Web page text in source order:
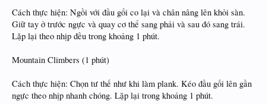
Cách thực hiện: Ngồi với đầu gối co lại và chân nâng lên khỏi sàn.
Giữ tay ở trước ngực và quay cơ thể sang phải và sau đó sang trái.
Lặp lại theo nhịp đều trong khoảng 1 phút.
Mountain Climbers (1 phút)
Cách thực hiện: Chọn tư thế như khi làm plank. Kéo đầu gối lên gần
ngực theo nhịp nhanh chóng. Lặp lại trong khoảng 1 phút.